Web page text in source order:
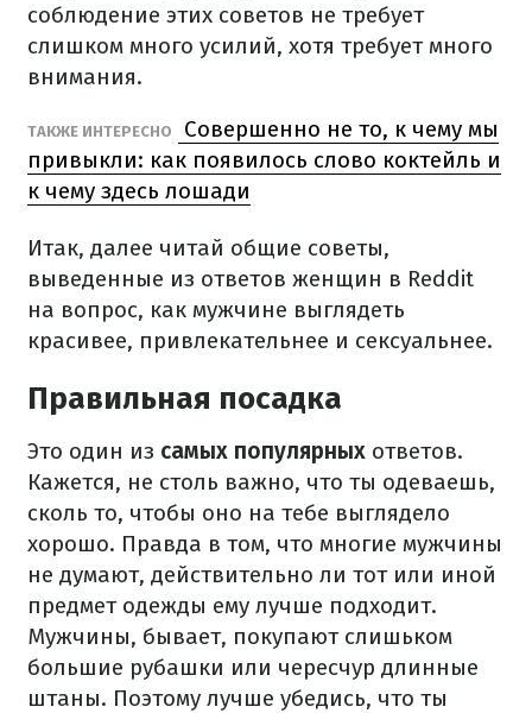
соблюдение этих советов не требует
слишком много усилий, хотя требует много
внимания.
ТАКЖЕ ИНТЕРЕСНО
Совершенно не то, к чему мы
привыкли: как появилось слово коктейль и
к чему здесь лошади
Итак, далее читай общие советы,
выведенные из ответов женщин в Reddit
на вопрос, как мужчине выглядеть
красивее, привлекательнее и сексуальнее.
Правильная посадка
Это один из самых популярных ответов.
Кажется, не столь важно, что ты одеваешь,
сколь то, чтобы оно на тебе выглядело
хорошо. Правда в том, что многие мужчины
не думают, действительно ли тот или иной
предмет одежды ему лучше подходит.
Мужчины, бывает, покупают слишьком
большие рубашки или чересчур длинные
штаны. Поэтому лучше убедись, что ты